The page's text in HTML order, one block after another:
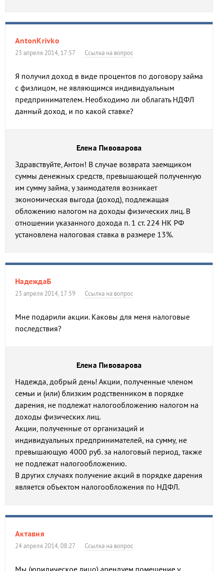
AntonKrivko
23 апреля 2014, 17:57 Ссылка на вопрос
Я получил доход в виде процентов по договору займа
с физлицом, не являющимся индивидуальным
предпринимателем. Необходимо ли облагать НДФЛ
данный доход, и по какой ставке?
Елена Пивоварова
Здравствуйте, Антон! В случае возврата заемщиком
суммы денежных средств, превышающей полученную
им сумму займа, у заимодателя возникает
экономическая выгода (доход), подлежащая
обложению налогом на доходы физических лиц. В
отношении указанного дохода п. 1 ст. 224 НК РФ
установлена налоговая ставка в размере 13%.
НадеждаБ
23 апреля 2014, 17:59 Ссылка на вопрос
Мне подарили акции. Каковы для меня налоговые
последствия?
Елена Пивоварова
Надежда, добрый день! Акции, полученные членом
семьи и (или) близким родственником в порядке
дарения, не подлежат налогообложению налогом на
доходы физических лиц.
Акции, полученные от организаций и
индивидуальных предпринимателей, на сумму, не
превышающую 4000 руб. за налоговый период, также
не подлежат налогообложению.
В других случаях получение акций в порядке дарения
является объектом налогообложения по НДФЛ.
Актавия
24 апреля 2014, 08:27 Ссылка на вопрос
Мы (юридическое лицо) арендуем помещение у